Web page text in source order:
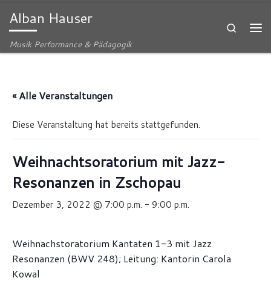
Zum Inhalt springen
Alban Hauser
Musik Performance & Pädagogik
Search
« Alle Veranstaltungen
Diese Veranstaltung hat bereits stattgefunden.
Weihnachtsoratorium mit Jazz-
Resonanzen in Zschopau
Dezember 3, 2022 @ 7:00 p.m. - 9:00 p.m.
Weihnachstoratorium Kantaten 1-3 mit Jazz
Resonanzen (BWV 248); Leitung: Kantorin Carola
Kowal